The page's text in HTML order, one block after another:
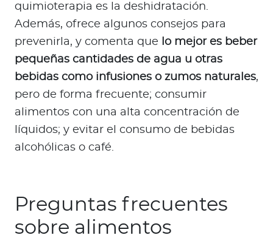
quimioterapia es la deshidratación.
Además, ofrece algunos consejos para
prevenirla, y comenta que
lo mejor es beber
pequeñas cantidades de agua u otras
bebidas como infusiones o zumos naturales,
pero de forma frecuente; consumir
alimentos con una alta concentración de
líquidos; y evitar el consumo de bebidas
alcohólicas o café.
Preguntas frecuentes
sobre alimentos